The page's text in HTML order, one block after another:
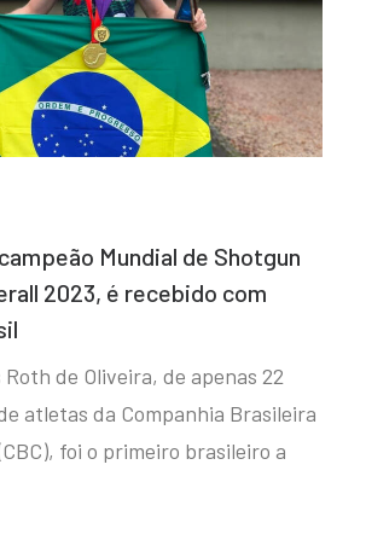
Mundial de Shotgun
2023, é recebido com
Roth de Oliveira, de apenas 22
atletas da Companhia Brasileira
foi o primeiro brasileiro a